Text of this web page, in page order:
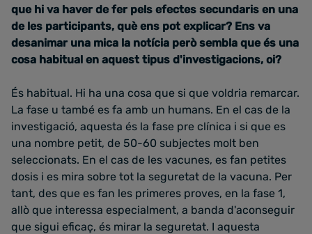
que hi va haver de fer pels efectes secundaris en una
de les participants, què ens pot explicar? Ens va
desanimar una mica la notícia però sembla que és una
cosa habitual en aquest tipus d'investigacions, oi?
És habitual. Hi ha una cosa que si que voldria remarcar.
La fase u també es fa amb un humans. En el cas de la
investigació, aquesta és la fase pre clínica i si que es
una nombre petit, de 50-60 subjectes molt ben
seleccionats. En el cas de les vacunes, es fan petites
dosis i es mira sobre tot la seguretat de la vacuna. Per
tant, des que es fan les primeres proves, en la fase 1,
allò que interessa especialment, a banda d'aconseguir
que sigui eficaç, és mirar la seguretat. I aquesta